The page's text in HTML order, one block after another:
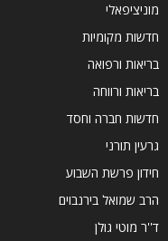
מוניציפאלי
חדשות מקומיות
בריאות ורפואה
בריאות ורווחה
חדשות חברה וחסד
גרעין תורני
חידון פרשת השבוע
הרב שמואל בירנבוים
ד''ר מוטי גולן